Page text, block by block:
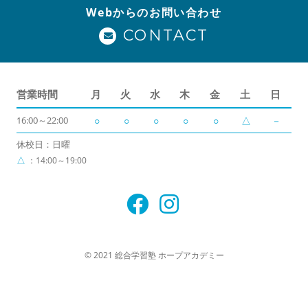
Webからのお問い合わせ
CONTACT
営業時間 月 火 水 木 金 土 日
16:00～22:00 ○ ○ ○ ○ ○ △ －
休校日：日曜
△ ：14:00～19:00
© 2021 総合学習塾 ホープアカデミー